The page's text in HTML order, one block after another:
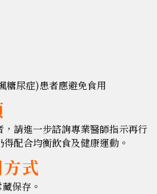
糖尿症)患者應避免食用
請進一步諮詢專業醫師指示再行
配合均衡飲食及健康運動。
式
保存。